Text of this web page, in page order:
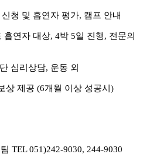
청 및 흡연자 평가, 캠프 안내
연자 대상, 4박 5일 진행, 전문의
상담, 운동 외
상 제공 (6개월 이상 성공시)
TEL 051)242-9030, 244-9030